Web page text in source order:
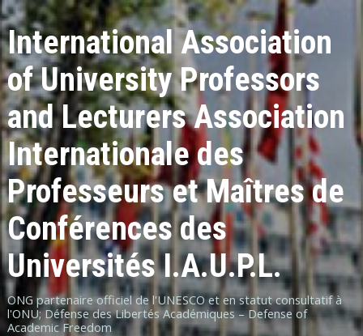
International Association
of University Professors
and Lecturers Association
Internationale des
Professeurs et Maîtres de
Conférences des
Universités I.A.U.P.L.
ONG partenaire officiel de l'UNESCO et en statut consultatif à
l'ONU; Défense des Libertés Académiques – Defense of
Academic Freedom